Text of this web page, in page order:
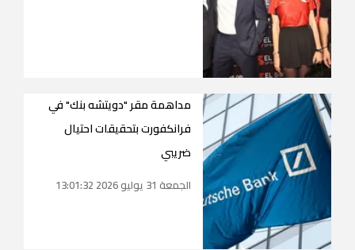
مداهمة مقر "دويتشه بنك" في
فرانكفورت بتحقيقات احتيال
ضريبي
الجمعة 31 يوليو 2026 13:01:32